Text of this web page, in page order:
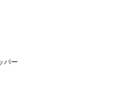
パー